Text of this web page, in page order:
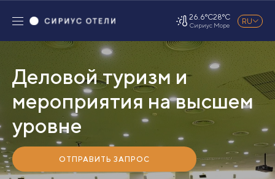
26.6°C
Сириус
28°C
Море RU
Деловой туризм и
мероприятия на высшем
уровне
ОТПРАВИТЬ ЗАПРОС